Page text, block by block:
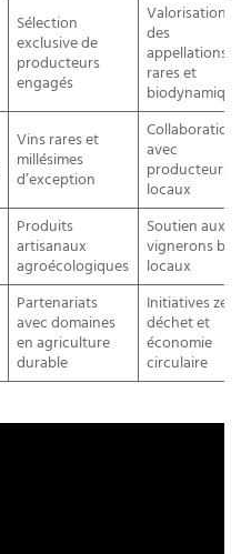
Sélection
exclusive de
producteurs
engagés
Valorisation
des
appellations
rares et
Vins rares et
millésimes
d’exception
Collaboration
avec
producteurs
locaux
Produits
artisanaux
agroécologiques
Soutien aux
vignerons bio
locaux
Partenariats
avec domaines
en agriculture
durable
Initiatives
déchet et
économie
circulaire